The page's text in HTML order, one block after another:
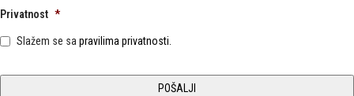
Privatnost *
Slažem se sapravilima privatnosti.